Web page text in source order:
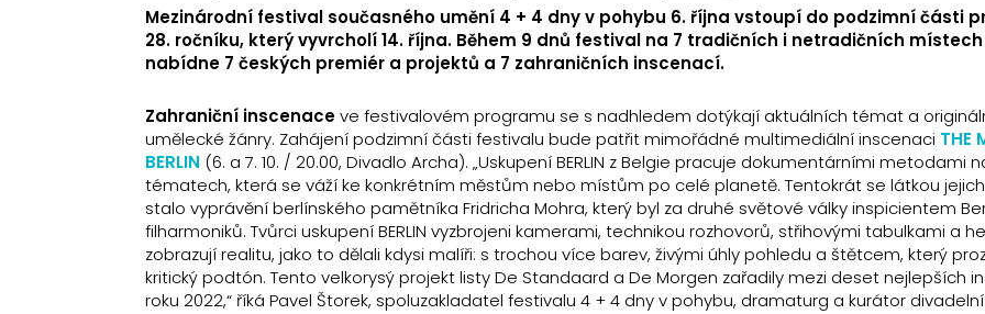
Mezinárodní festival současného umění 4 + 4 dny v pohybu 6. října vstoupí do podzimní části
28. ročníku, který vyvrcholí 14. října. Během 9 dnů festival na 7 tradičních i netradičních místech
nabídne 7 českých premiér a projektů a 7 zahraničních inscenací.
Zahraniční inscenaceve festivalovém programu se s nadhledem dotýkají aktuálních témat a
umělecké žánry. Zahájení podzimní části festivalu bude patřit mimořádné multimediální inscenaci THE
BERLIN (6. a 7. 10. / 20.00, Divadlo Archa). „Uskupení BERLIN z Belgie pracuje dokumentárními metodami
tématech, která se váží ke konkrétním městům nebo místům po celé planetě. Tentokrát se látkou
stalo vyprávění berlínského pamětníka Fridricha Mohra, který byl za druhé světové války inspicientem
filharmoniků. Tvůrci uskupení BERLIN vyzbrojeni kamerami, technikou rozhovorů, střihovými tabulkami a
zobrazují realitu, jako to dělali kdysi malíři: s trochou více barev, živými úhly pohledu a štětcem, který
kritický podtón. Tento velkorysý projekt listy De Standaard a De Morgen zařadily mezi deset nejlepších
roku 2022,“ říká Pavel Štorek, spoluzakladatel festivalu 4 + 4 dny v pohybu, dramaturg a kurátor